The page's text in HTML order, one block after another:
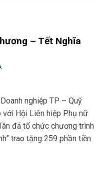
– Tết Nghĩa
nghiệp TP – Quỹ
với Hội Liên hiệp Phụ nữ
đã tổ chức chương trình
trao tặng 259 phần tiền